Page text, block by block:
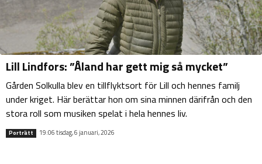
Lill Lindfors: ”Åland har gett mig så mycket”
Gården Solkulla blev en tillflyktsort för Lill och hennes familj
under kriget. Här berättar hon om sina minnen därifrån och den
stora roll som musiken spelat i hela hennes liv.
Porträtt 19:06 tisdag, 6 januari, 2026